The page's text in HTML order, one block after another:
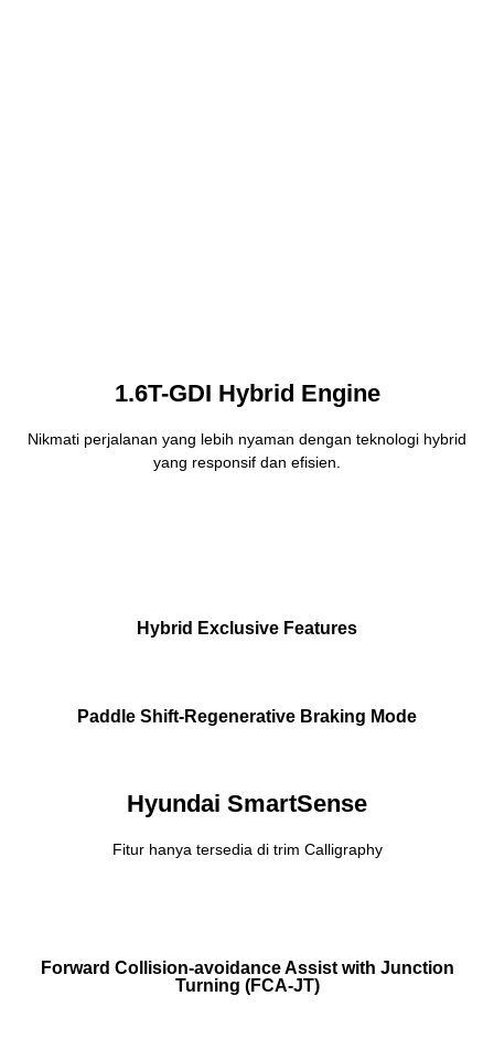
1.6T-GDI Hybrid Engine
Nikmati perjalanan yang lebih nyaman dengan teknologi hybrid
yang responsif dan efisien.
Hybrid Exclusive Features
Paddle Shift-Regenerative Braking Mode
Hyundai SmartSense
Fitur hanya tersedia di trim Calligraphy
Forward Collision-avoidance Assist with Junction
Turning (FCA-JT)